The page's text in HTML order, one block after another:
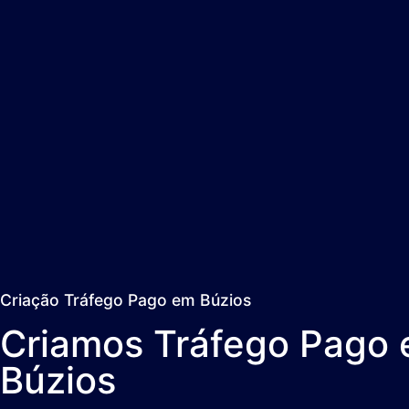
Criação Tráfego Pago em Búzios
Criamos Tráfego Pago
Búzios